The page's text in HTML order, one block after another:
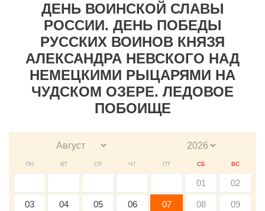
ДЕНЬ ВОИНСКОЙ СЛАВЫ
РОССИИ. ДЕНЬ ПОБЕДЫ
РУССКИХ ВОИНОВ КНЯЗЯ
АЛЕКСАНДРА НЕВСКОГО НАД
НЕМЕЦКИМИ РЫЦАРЯМИ НА
ЧУДСКОМ ОЗЕРЕ. ЛЕДОВОЕ
ПОБОИЩЕ
ПН ВТ СР ЧТ ПТ СБ ВС
01 02
03 04 05 06 07 08 09